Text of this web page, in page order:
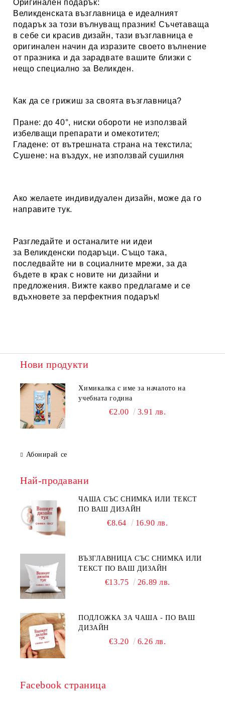
Оригинален подарък:
Великденската възглавница е идеалният
подарък за този вълнуващ празник! Съчетаваща
в себе си красив дизайн, тази възглавница е
оригинален начин да изразите своето вълнение
от празника и да зарадвате вашите близки с
нещо специално за Великден.
Как да се грижиш за своята възглавница?
Пране: до 40°, ниски обороти не използвай
избелващи препарати и омекотител;
Гладене: от вътрешната страна на текстила;
Сушене: на въздух, не използвай сушилня
Ако желаете индивидуален дизайн, може да го
направитетук.
Разгледайте и останалите ни идеи
за Великденски подаръци. Също така,
последвайте ни в социалните мрежи, за да
бъдете в крак с новите ни дизайни и
предложения. Вижте какво предлагаме и се
вдъхновете за перфектния подарък!
Нови продукти
Химикалка с име за началото на
учебната година
€2.00 3.91 лв.
Абонирай се
Най-продавани
ЧАША СЪС СНИМКА ИЛИ ТЕКСТ
ПО ВАШ ДИЗАЙН
€8.64 16.90 лв.
ВЪЗГЛАВНИЦА СЪС СНИМКА ИЛИ
ТЕКСТ ПО ВАШ ДИЗАЙН
€13.75 26.89 лв.
ПОДЛОЖКА ЗА ЧАША - ПО ВАШ
ДИЗАЙН
€3.20 6.26 лв.
Facebook страница